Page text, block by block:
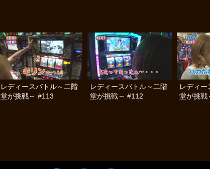
レディースバトル～二階
堂が挑戦～ #113
レディースバトル～二階
堂が挑戦～ #112
レディー
堂が挑戦